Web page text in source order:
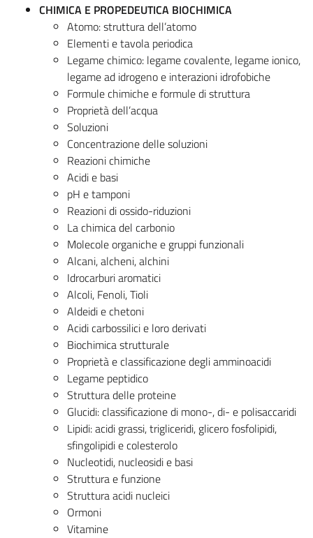
CHIMICA E PROPEDEUTICA BIOCHIMICA
Atomo: struttura dell’atomo
Elementi e tavola periodica
Legame chimico: legame covalente, legame ionico,
legame ad idrogeno e interazioni idrofobiche
Formule chimiche e formule di struttura
Proprietà dell’acqua
Soluzioni
Concentrazione delle soluzioni
Reazioni chimiche
Acidi e basi
pH e tamponi
Reazioni di ossido-riduzioni
La chimica del carbonio
Molecole organiche e gruppi funzionali
Alcani, alcheni, alchini
Idrocarburi aromatici
Alcoli, Fenoli, Tioli
Aldeidi e chetoni
Acidi carbossilici e loro derivati
Biochimica strutturale
Proprietà e classificazione degli amminoacidi
Legame peptidico
Struttura delle proteine
Glucidi: classificazione di mono-, di- e polisaccaridi
Lipidi: acidi grassi, trigliceridi, glicero fosfolipidi,
sfingolipidi e colesterolo
Nucleotidi, nucleosidi e basi
Struttura e funzione
Struttura acidi nucleici
Ormoni
Vitamine